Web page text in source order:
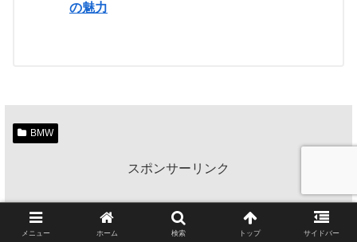
の魅力
BMW
スポンサーリンク
メニュー ホーム 検索 トップ サイドバー